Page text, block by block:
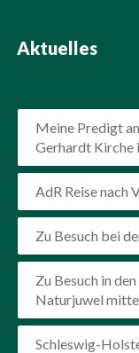
Aktuelles
Meine Predigt
Gerhardt Kirche
AdR Reise nach
Zu Besuch bei
Zu Besuch in
Naturjuwel
Schleswig-